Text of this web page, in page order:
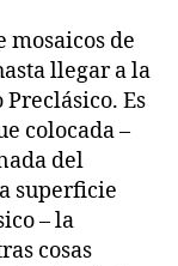
mosaicos de
llegar a la
Es
colocada –
del
superficie
– la
cosas